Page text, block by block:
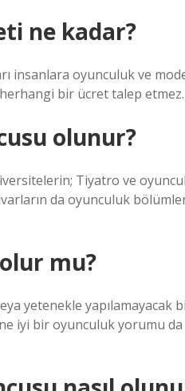
ne kadar?
insanlara oyunculuk ve
bir ücret talep etmez.
olunur?
Tiyatro ve
da oyunculuk
mu?
yetenekle
iyi bir oyunculuk yorumu